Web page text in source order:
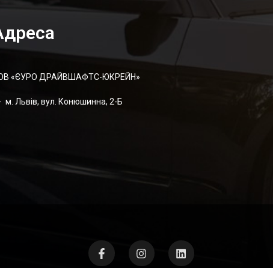
«ЄУРО ДРАЙВШАФТC-ЮКРЕЙН»
м. Львів, вул. Конюшинна, 2-Б